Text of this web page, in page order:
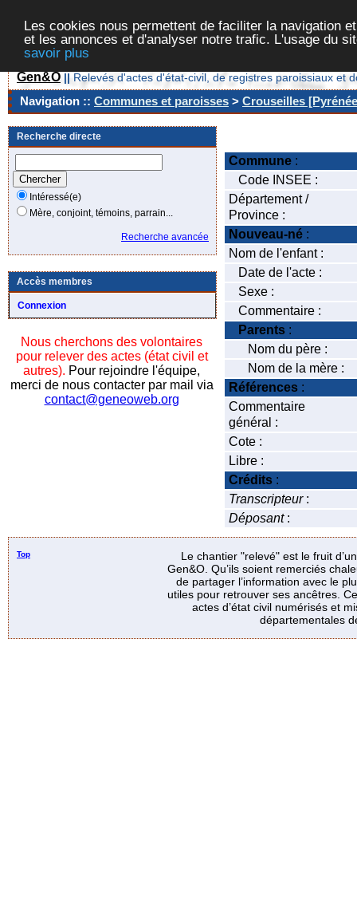
Les cookies nous permettent de faciliter la navigation
et les annonces et d'analyser notre trafic. L'usage du
savoir plus
Gen&O || Relevés d'actes d'état-civil, de registres paroissiaux et
Navigation :: Communes et paroisses > Crouseilles
Recherche directe
Intéressé(e)
Mère, conjoint, témoins, parrain...
Recherche avancée
Accès membres
Connexion
Nous cherchons des volontaires
pour relever des actes (état civil et
autres). Pour rejoindre l'équipe,
merci de nous contacter par mail via
contact@geneoweb.org
Commune :
Code INSEE :
Département /
Province :
Nouveau-né :
Nom de l'enfant :
Date de l'acte :
Sexe :
Commentaire :
Parents :
Nom du père :
Nom de la mère :
Références :
Commentaire
général :
Cote :
Libre :
Crédits :
Transcripteur:
Déposant:
Top
Le chantier "relevé" est le fruit
Gen&O. Qu’ils soient remerciés
de partager l’information avec le
utiles pour retrouver ses ancêtres.
actes d’état civil numérisés et
départementales